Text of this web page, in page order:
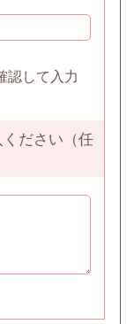
認して入力
ださい（任